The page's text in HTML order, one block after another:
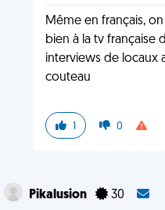
Même en français,
bien à la tv française
interviews de locaux
couteau
1 0
Pikalusion 30